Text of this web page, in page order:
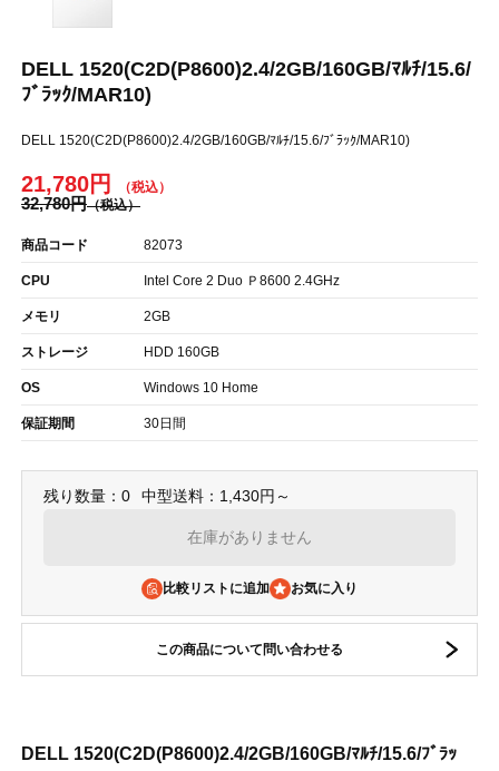
DELL 1520(C2D(P8600)2.4/2GB/160GB/ﾏﾙﾁ/15.6/
ﾌﾞﾗｯｸ/MAR10)
DELL 1520(C2D(P8600)2.4/2GB/160GB/ﾏﾙﾁ/15.6/ﾌﾞﾗｯｸ/MAR10)
21,780円
32,780円
商品コード 82073
CPU Intel Core 2 Duo Ｐ8600 2.4GHz
メモリ 2GB
ストレージ HDD 160GB
OS Windows 10 Home
保証期間 30日間
残り数量：0 中型送料：1,430円～
在庫がありません
比較リストに追加
この商品について問い合わせる
DELL 1520(C2D(P8600)2.4/2GB/160GB/ﾏﾙﾁ/15.6/ﾌﾞﾗｯ